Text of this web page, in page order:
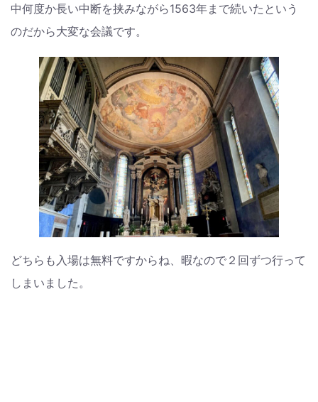
中何度か長い中断を挟みながら1563年まで続いたという
のだから大変な会議です。
どちらも入場は無料ですからね、暇なので２回ずつ行って
しまいました。